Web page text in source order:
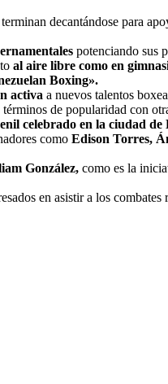
decantándose para
potenciando sus
al aire libre como en
Boxing».
activa a nuevos talentos
términos de popularidad con
celebrado en la ciudad de
como Edison Torres,
González, como es la
en asistir a los